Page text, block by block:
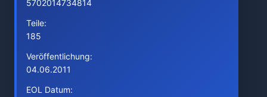
5702014734814
Teile:
185
Veröffentlichung:
04.06.2011
EOL Datum: